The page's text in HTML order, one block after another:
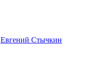
Евгений Стычкин